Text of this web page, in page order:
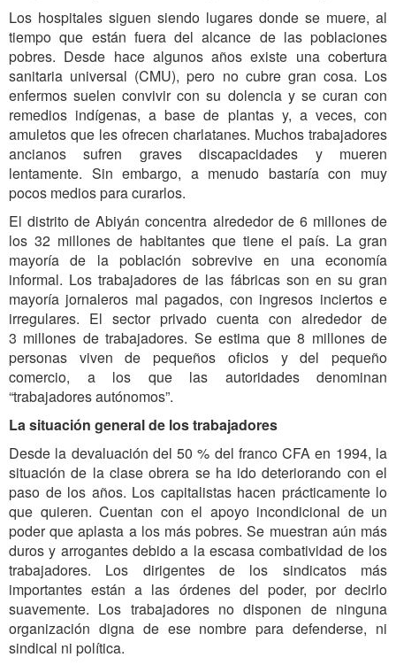
Los hospitales siguen siendo lugares donde se muere, al
tiempo que están fuera del alcance de las poblaciones
pobres. Desde hace algunos años existe una cobertura
sanitaria universal (CMU), pero no cubre gran cosa. Los
enfermos suelen convivir con su dolencia y se curan con
remedios indígenas, a base de plantas y, a veces, con
amuletos que les ofrecen charlatanes. Muchos trabajadores
ancianos sufren graves discapacidades y mueren
lentamente. Sin embargo, a menudo bastaría con muy
pocos medios para curarlos.
El distrito de Abiyán concentra alrededor de 6 millones de
los 32 millones de habitantes que tiene el país. La gran
mayoría de la población sobrevive en una economía
informal. Los trabajadores de las fábricas son en su gran
mayoría jornaleros mal pagados, con ingresos inciertos e
irregulares. El sector privado cuenta con alrededor de
3 millones de trabajadores. Se estima que 8 millones de
personas viven de pequeños oficios y del pequeño
comercio, a los que las autoridades denominan
“trabajadores autónomos”.
La situación general de los trabajadores
Desde la devaluación del 50 % del franco CFA en 1994, la
situación de la clase obrera se ha ido deteriorando con el
paso de los años. Los capitalistas hacen prácticamente lo
que quieren. Cuentan con el apoyo incondicional de un
poder que aplasta a los más pobres. Se muestran aún más
duros y arrogantes debido a la escasa combatividad de los
trabajadores. Los dirigentes de los sindicatos más
importantes están a las órdenes del poder, por decirlo
suavemente. Los trabajadores no disponen de ninguna
organización digna de ese nombre para defenderse, ni
sindical ni política.